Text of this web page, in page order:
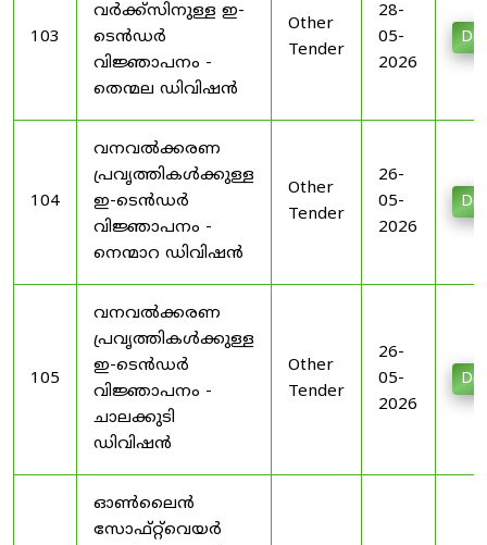
103
വർക്ക്സിനുള്ള ഇ-
ടെൻഡർ
വിജ്ഞാപനം -
തെന്മല ഡിവിഷൻ
Other
Tender
28-
05-
2026
104
വനവൽക്കരണ
പ്രവൃത്തികൾക്കുള്ള
ഇ-ടെൻഡർ
വിജ്ഞാപനം -
നെന്മാറ ഡിവിഷൻ
Other
Tender
26-
05-
2026
105
വനവൽക്കരണ
പ്രവൃത്തികൾക്കുള്ള
ഇ-ടെൻഡർ
വിജ്ഞാപനം -
ചാലക്കുടി
ഡിവിഷൻ
Other
Tender
26-
05-
2026
ഓൺലൈൻ
സോഫ്റ്റ്‌വെയർ